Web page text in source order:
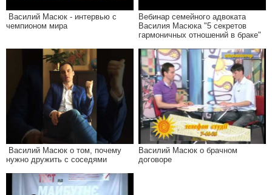
Василий Масюк - интервью с
чемпионом мира
Вебинар семейного адвоката
Василия Масюка "5 секретов
гармоничных отношений в браке"
Василий Масюк о том, почему
нужно дружить с соседями
Василий Масюк о брачном
договоре